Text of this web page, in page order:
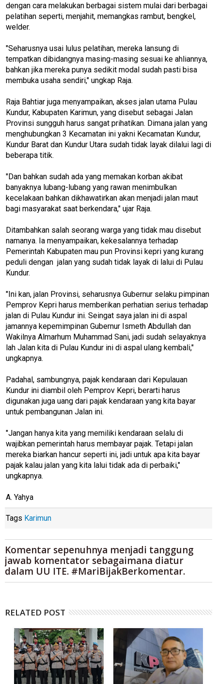
dengan cara melakukan berbagai sistem mulai dari berbagai
pelatihan seperti, menjahit, memangkas rambut, bengkel,
welder.
"Seharusnya usai lulus pelatihan, mereka lansung di
tempatkan dibidangnya masing-masing sesuai ke ahliannya,
bahkan jika mereka punya sedikit modal sudah pasti bisa
membuka usaha sendiri," ungkap Raja.
Raja Bahtiar juga menyampaikan, akses jalan utama Pulau
Kundur, Kabupaten Karimun, yang disebut sebagai Jalan
Provinsi sungguh harus sangat prihatikan. Dimana jalan yang
menghubungkan 3 Kecamatan ini yakni Kecamatan Kundur,
Kundur Barat dan Kundur Utara sudah tidak layak dilalui lagi di
beberapa titik.
"Dan bahkan sudah ada yang memakan korban akibat
banyaknya lubang-lubang yang rawan menimbulkan
kecelakaan bahkan dikhawatirkan akan menjadi jalan maut
bagi masyarakat saat berkendara," ujar Raja.
Ditambahkan salah seorang warga yang tidak mau disebut
namanya. Ia menyampaikan, kekesalannya terhadap
Pemerintah Kabupaten mau pun Provinsi kepri yang kurang
peduli dengan jalan yang sudah tidak layak di lalui di Pulau
Kundur.
"Ini kan, jalan Provinsi, seharusnya Gubernur selaku pimpinan
Pemprov Kepri harus memberikan perhatian serius terhadap
jalan di Pulau Kundur ini. Seingat saya jalan ini di aspal
jamannya kepemimpinan Gubernur Ismeth Abdullah dan
Wakilnya Almarhum Muhammad Sani, jadi sudah selayaknya
lah Jalan kita di Pulau Kundur ini di aspal ulang kembali,"
ungkapnya.
Padahal, sambungnya, pajak kendaraan dari Kepulauan
Kundur ini diambil oleh Pemprov Kepri, berarti harus
digunakan juga uang dari pajak kendaraan yang kita bayar
untuk pembangunan Jalan ini.
"Jangan hanya kita yang memiliki kendaraan selalu di
wajibkan pemerintah harus membayar pajak. Tetapi jalan
mereka biarkan hancur seperti ini, jadi untuk apa kita bayar
pajak kalau jalan yang kita lalui tidak ada di perbaiki,"
ungkapnya.
A. Yahya
Tags Karimun
Komentar sepenuhnya menjadi tanggung
jawab komentator sebagaimana diatur
dalam UU ITE. #MariBijakBerkomentar.
RELATED POST